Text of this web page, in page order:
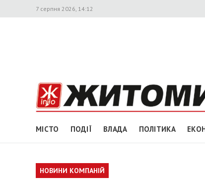
7 серпня 2026, 14:12
МІСТО ПОДІЇ ВЛАДА ПОЛІТИКА
НОВИНИ КОМПАНІЙ